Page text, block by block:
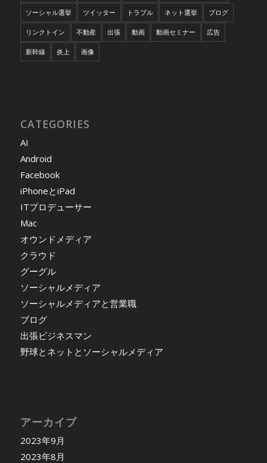
ソーシャル選挙 ツイッター トラブル ネット選挙 ブログ
リンクトイン 不動産 出張 動画 動画セミナー 広告
新幹線 炎上 画像
CATEGORIES
AI
Android
Facebook
iPhoneとiPad
ITプロデューサー
Mac
オウンドメディア
クラウド
グーグル
ソーシャルメディア
ソーシャルメディアと営業職
ブログ
出張ビジネスマン
野球とネットとソーシャルメディア
アーカイブ
2023年9月
2023年8月